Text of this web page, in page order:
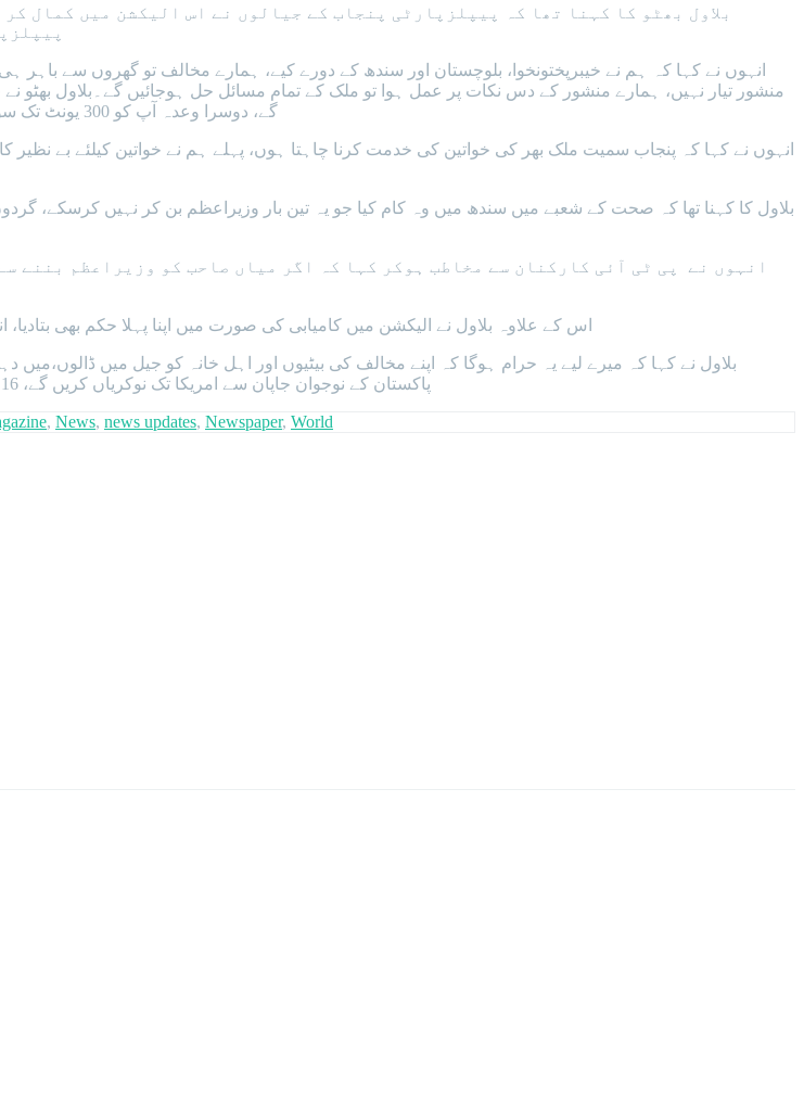
بلاول بھٹو کا کہنا تھا کہ پیپلزپارٹی پنجاب کے جیالوں نے اس الیکشن میں کمال
انہوں نے کہا کہ ہم نے خیبرپختونخوا، بلوچستان اور سندھ کے دورے کیے، ہمارے مخالف تو گھروں سے
منشور تیار نہیں، ہمارے منشور کے دس نکات پر عمل ہوا تو ملک کے تمام مسائل حل ہوجائیں گے۔بلاول
گے، دوسرا وعدہ آپ کو 300 یونٹ تک سولر بجلی مفت دیں گے، آپ سے تیسرا وعدہ ہے کہ ہم غریبوں کو 30 لاکھ گھر بنا کر دیں گے۔
انہوں نے کہا کہ پنجاب سمیت ملک بھر کی خواتین کی خدمت کرنا چاہتا ہوں، پہلے ہم نے خواتین کیلئے بے نظیر
بلاول کا کہنا تھا کہ صحت کے شعبے میں سندھ میں وہ کام کیا جو یہ تین بار وزیراعظم بن کر نہیں کرسکے،
اس کے علاوہ بلاول نے الیکشن میں کامیابی کی صورت میں اپنا پہلا حکم بھی
بلاول نے کہا کہ میرے لیے یہ حرام ہوگا کہ اپنے مخالف کی بیٹیوں اور اہل خانہ کو جیل میں
پاکستان کے نوجوان جاپان سے امریکا تک نوکریاں کریں گے، 16 ماہ میں بحیثیت وزیرخارجہ میں نے دنیا دیکھی کہ کام کیسے کیا جاتا ہے۔
, News, news updates, Newspaper, World